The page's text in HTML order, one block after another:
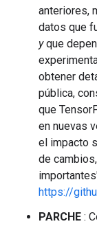
anteriores,
datos que
yque
obtener
pública,
que
en nuevas
el impacto
de
https://
PARCHE :